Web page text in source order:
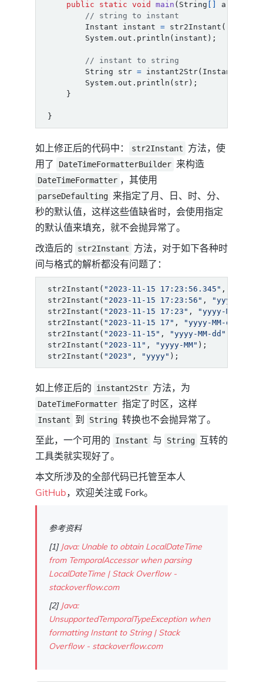
public static void main ( String args
// string to instant
Instant
instant = str2Instant (
System . out . println ( instant );
// instant to string
String
str = instant2Str( Instant
System . out . println ( str );
}
}
如上修正后的代码中： str2Instant
方法，使
用了
DateTimeFormatterBuilder 来构造
DateTimeFormatter ，其使用
parseDefaulting 来指定了月、日、时、分、
秒的默认值，这样这些值缺省时，会使用指定
的默认值来填充，就不会抛异常了。
改造后的
str2Instant
方法，对于如下各种时
间与格式的解析都没有问题了：
str2Instant ( "2023-11-15 17:23:56.345" ,
str2Instant ( "2023-11-15 17:23:56" ,
"yyyy-MM-
str2Instant ( "2023-11-15 17:23" ,
"yyyy-MM-dd
str2Instant ( "2023-11-15 17" , "yyyy-MM-dd HH"
str2Instant ( "2023-11-15" , "yyyy-MM-dd"
str2Instant ( "2023-11" , "yyyy-MM" );
str2Instant ( "2023" , "yyyy" );
如上修正后的 instant2Str 方法，为
DateTimeFormatter 指定了时区，这样
Instant 到 String 转换也不会抛异常了。
至此，一个可用的
Instant 与 String 互转的
工具类就实现好了。
本文所涉及的全部代码已托管至本人
GitHub，欢迎关注或 Fork。
参考资料
[1] Java: Unable to obtain LocalDateTime
from TemporalAccessor when parsing
LocalDateTime | Stack Overflow -
stackoverflow.com
[2] Java:
UnsupportedTemporalTypeException when
formatting Instant to String | Stack
Overflow - stackoverflow.com